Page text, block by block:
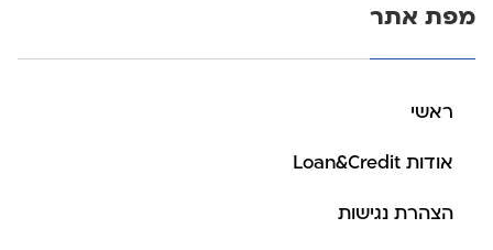
מפת אתר
ראשי
אודות Loan&Credit
הצהרת נגישות